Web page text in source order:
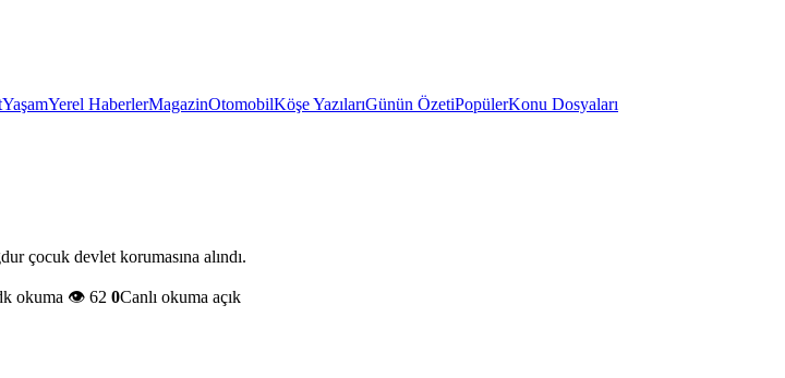
YaşamYerel HaberlerMagazinOtomobilKöşe YazılarıGünün ÖzetiPopülerKonu Dosyaları
çocuk devlet korumasına alındı.
okuma 👁️ 62 0Canlı okuma açık